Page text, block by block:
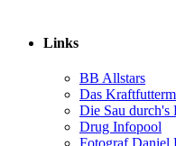
Links
BB Allstars
Das
Die Sau durch's
Drug Infopool
Fotograf Daniel